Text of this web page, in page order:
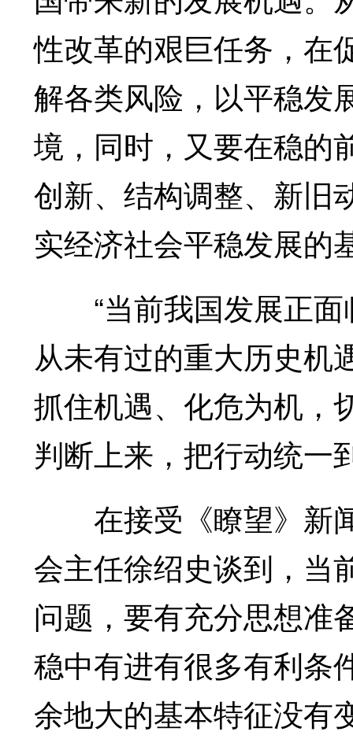
性改革的艰巨任务，在
解各类风险，以平稳发
境，同时，又要在稳的
创新、结构调整、新旧
实经济社会平稳发展的
“当前我国发展正面
从未有过的重大历史机
抓住机遇、化危为机，
判断上来，把行动统一
在接受《瞭望》新
会主任徐绍史谈到，当
问题，要有充分思想准
稳中有进有很多有利条
余地大的基本特征没有